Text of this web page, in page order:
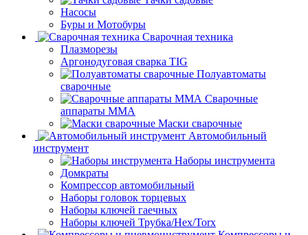
Насосы
Буры и Мотобуры
Сварочная техника
Плазморезы
Аргонодуговая сварка TIG
Полуавтоматы
сварочные
Сварочные
аппараты ММА
Маски сварочные
Автомобильный
инструмент
Наборы инструмента
Домкраты
Компрессор автомобильный
Наборы головок торцевых
Наборы ключей гаечных
Наборы ключей Трубка/Hex/Torx